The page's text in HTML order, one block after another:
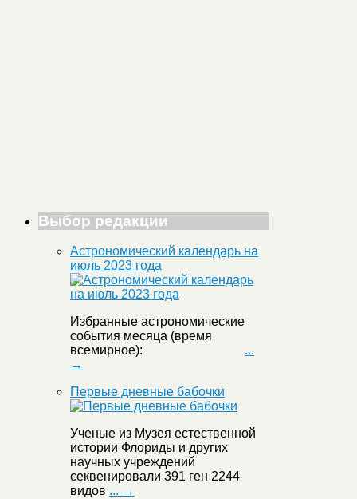
Выбор редакции
Астрономический календарь на
июль 2023 года
Избранные астрономические
события месяца (время
всемирное): ...
→
Первые дневные бабочки
Ученые из Музея естественной
истории Флориды и других
научных учреждений
секвенировали 391 ген 2244
видов ... →